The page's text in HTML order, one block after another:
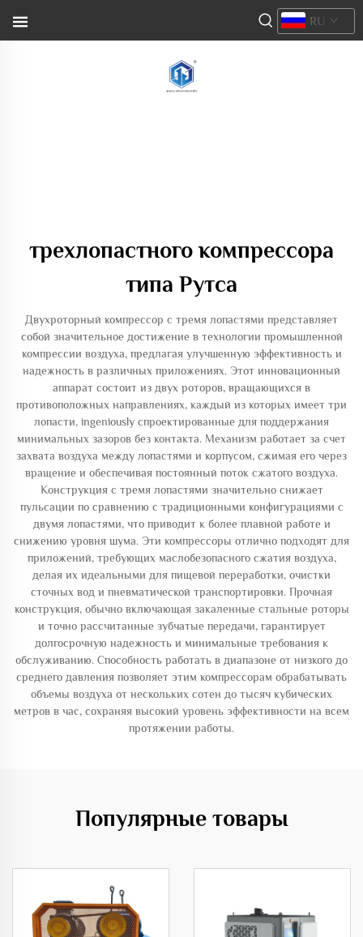
RU
трехлопастного компрессора
типа Рутса
Двухроторный компрессор с тремя лопастями представляет
собой значительное достижение в технологии промышленной
компрессии воздуха, предлагая улучшенную эффективность и
надежность в различных приложениях. Этот инновационный
аппарат состоит из двух роторов, вращающихся в
противоположных направлениях, каждый из которых имеет три
лопасти, ingeniously спроектированные для поддержания
минимальных зазоров без контакта. Механизм работает за счет
захвата воздуха между лопастями и корпусом, сжимая его через
вращение и обеспечивая постоянный поток сжатого воздуха.
Конструкция с тремя лопастями значительно снижает
пульсации по сравнению с традиционными конфигурациями с
двумя лопастями, что приводит к более плавной работе и
снижению уровня шума. Эти компрессоры отлично подходят для
приложений, требующих маслобезопасного сжатия воздуха,
делая их идеальными для пищевой переработки, очистки
сточных вод и пневматической транспортировки. Прочная
конструкция, обычно включающая закаленные стальные роторы
и точно рассчитанные зубчатые передачи, гарантирует
долгосрочную надежность и минимальные требования к
обслуживанию. Способность работать в диапазоне от низкого до
среднего давления позволяет этим компрессорам обрабатывать
объемы воздуха от нескольких сотен до тысяч кубических
метров в час, сохраняя высокий уровень эффективности на всем
протяжении работы.
Популярные товары